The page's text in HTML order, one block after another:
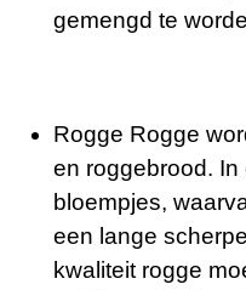
gemengd te
Rogge Rogge
en roggebrood.
bloempjes,
een lange
kwaliteit rogge